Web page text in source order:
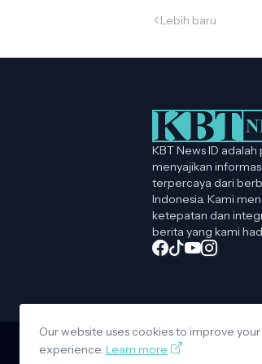
Lebih baru
KBT News ID
menyajikan
terpercaya dari
Indonesia. Kami
ketepatan dan
berita yang kami
Design by - Copy
Our website uses cookies to improve your
experience. Learn more